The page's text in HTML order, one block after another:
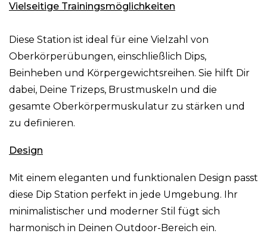
Vielseitige Trainingsmöglichkeiten
Diese Station ist ideal für eine Vielzahl von
Oberkörperübungen, einschließlich Dips,
Beinheben und Körpergewichtsreihen. Sie hilft Dir
dabei, Deine Trizeps, Brustmuskeln und die
gesamte Oberkörpermuskulatur zu stärken und
zu definieren.
Design
Mit einem eleganten und funktionalen Design passt
diese Dip Station perfekt in jede Umgebung. Ihr
minimalistischer und moderner Stil fügt sich
harmonisch in Deinen Outdoor-Bereich ein.